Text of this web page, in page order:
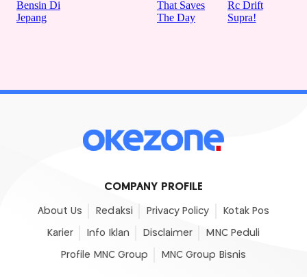
COMPANY PROFILE
About Us Redaksi Privacy Policy Kotak Pos
Karier Info Iklan Disclaimer MNC Peduli
Profile MNC Group MNC Group Bisnis